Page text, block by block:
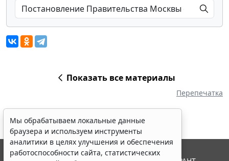
Показать все материалы
Перепечатка
Мы обрабатываем локальные данные
браузера и используем инструменты
аналитики в целях улучшения и обеспечения
работоспособности сайта, статистических